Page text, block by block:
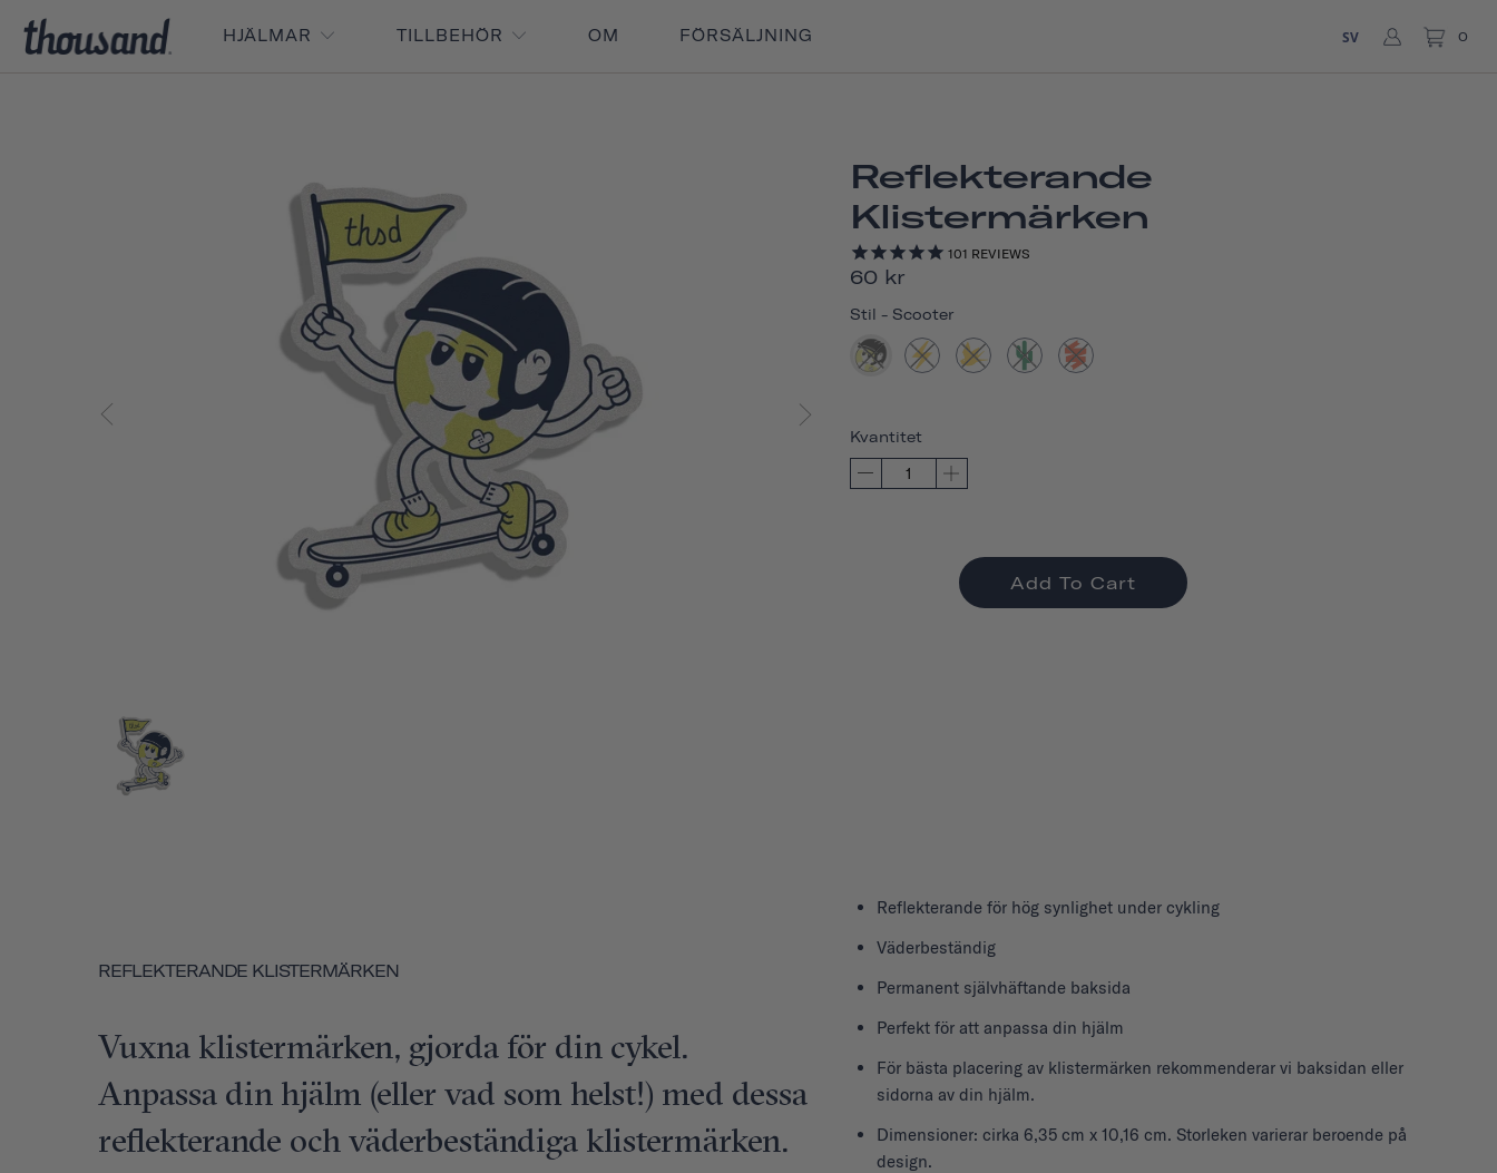
HJÄLMAR TILLBEHÖR OM FÖRSÄLJNING SV 0
Reflekterande
Klistermärken
101 REVIEWS
60 kr
Stil - Scooter
Kvantitet
Add To Cart
REFLEKTERANDE KLISTERMÄRKEN
Vuxna klistermärken, gjorda för din cykel.
Anpassa din hjälm (eller vad som helst!) med dessa
reflekterande och väderbeständiga klistermärken.
Reflekterande för hög synlighet under cykling
Väderbeständig
Permanent självhäftande baksida
Perfekt för att anpassa din hjälm
För bästa placering av klistermärken rekommenderar vi baksidan eller
sidorna av din hjälm.
Dimensioner: cirka 6,35 cm x 10,16 cm. Storleken varierar beroende på
design.